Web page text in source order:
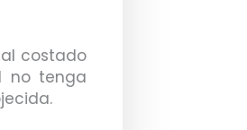
costado
no tenga